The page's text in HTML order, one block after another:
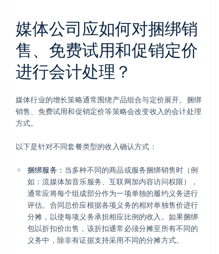
媒体公司应如何对捆绑销
售、免费试用和促销定价
进行会计处理？
媒体行业的增长策略通常围绕产品组合与定价展开。捆绑
销售、免费试用和促销定价等策略会改变收入的会计处理
方式。
以下是针对不同套餐类型的收入确认方式：
捆绑服务： 当多种不同的商品或服务捆绑销售时（例
如：流媒体加音乐服务、互联网加内容访问权限），
通常应将每个组成部分作为一项单独的履约义务进行
评估。合同总价应根据各项义务的相对单独售价进行
分摊，以使每项义务承担相应比例的收入。如果捆绑
包以折扣价出售，该折扣通常必须分摊至所有不同的
义务中，除非有证据支持采用不同的分摊方式。